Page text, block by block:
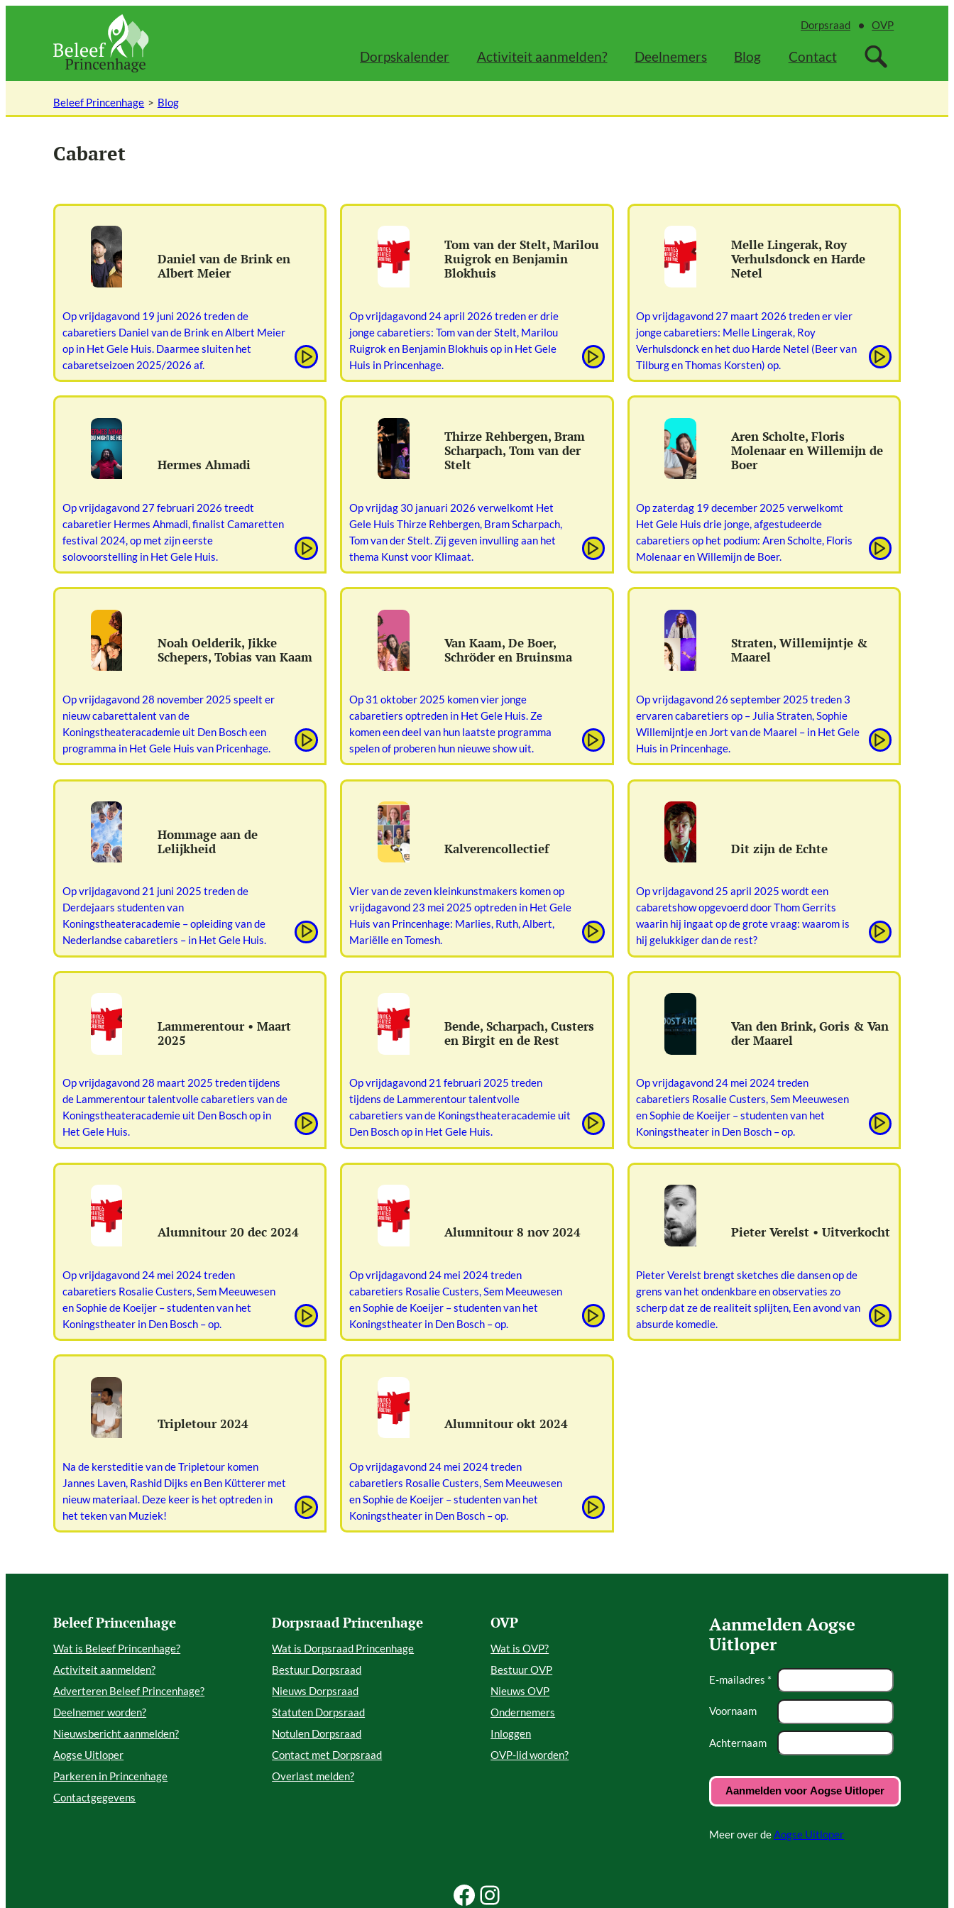
inhoud
Dorpsraad OVP
Dorpskalender Activiteit aanmelden? Deelnemers Blog Contact
Beleef Princenhage Blog
Cabaret
Daniel van de Brink en
Albert Meier
Op vrijdagavond 19 juni 2026 treden de
cabaretiers Daniel van de Brink en Albert Meier
op in Het Gele Huis. Daarmee sluiten het
cabaretseizoen 2025/2026 af.
Tom van der Stelt, Marilou
Ruigrok en Benjamin
Blokhuis
Op vrijdagavond 24 april 2026 treden er drie
jonge cabaretiers: Tom van der Stelt, Marilou
Ruigrok en Benjamin Blokhuis op in Het Gele
Huis in Princenhage.
Melle Lingerak, Roy
Verhulsdonck en Harde
Netel
Op vrijdagavond 27 maart 2026 treden er vier
jonge cabaretiers: Melle Lingerak, Roy
Verhulsdonck en het duo Harde Netel (Beer van
Tilburg en Thomas Korsten) op.
Hermes Ahmadi
Op vrijdagavond 27 februari 2026 treedt
cabaretier Hermes Ahmadi, finalist Camaretten
festival 2024, op met zijn eerste
solovoorstelling in Het Gele Huis.
Thirze Rehbergen, Bram
Scharpach, Tom van der
Stelt
Op vrijdag 30 januari 2026 verwelkomt Het
Gele Huis Thirze Rehbergen, Bram Scharpach,
Tom van der Stelt. Zij geven invulling aan het
thema Kunst voor Klimaat.
Aren Scholte, Floris
Molenaar en Willemijn de
Boer
Op zaterdag 19 december 2025 verwelkomt
Het Gele Huis drie jonge, afgestudeerde
cabaretiers op het podium: Aren Scholte, Floris
Molenaar en Willemijn de Boer.
Noah Oelderik, Jikke
Schepers, Tobias van Kaam
Op vrijdagavond 28 november 2025 speelt er
nieuw cabarettalent van de
Koningstheateracademie uit Den Bosch een
programma in Het Gele Huis van Pricenhage.
Van Kaam, De Boer,
Schröder en Bruinsma
Op 31 oktober 2025 komen vier jonge
cabaretiers optreden in Het Gele Huis. Ze
komen een deel van hun laatste programma
spelen of proberen hun nieuwe show uit.
Straten, Willemijntje &
Maarel
Op vrijdagavond 26 september 2025 treden 3
ervaren cabaretiers op – Julia Straten, Sophie
Willemijntje en Jort van de Maarel – in Het Gele
Huis in Princenhage.
Hommage aan de
Lelijkheid
Op vrijdagavond 21 juni 2025 treden de
Derdejaars studenten van
Koningstheateracademie – opleiding van de
Nederlandse cabaretiers – in Het Gele Huis.
Kalverencollectief
Vier van de zeven kleinkunstmakers komen op
vrijdagavond 23 mei 2025 optreden in Het Gele
Huis van Princenhage: Marlies, Ruth, Albert,
Mariëlle en Tomesh.
Dit zijn de Echte
Op vrijdagavond 25 april 2025 wordt een
cabaretshow opgevoerd door Thom Gerrits
waarin hij ingaat op de grote vraag: waarom is
hij gelukkiger dan de rest?
Lammerentour • Maart
2025
Op vrijdagavond 28 maart 2025 treden tijdens
de Lammerentour talentvolle cabaretiers van de
Koningstheateracademie uit Den Bosch op in
Het Gele Huis.
Bende, Scharpach, Custers
en Birgit en de Rest
Op vrijdagavond 21 februari 2025 treden
tijdens de Lammerentour talentvolle
cabaretiers van de Koningstheateracademie uit
Den Bosch op in Het Gele Huis.
Van den Brink, Goris & Van
der Maarel
Op vrijdagavond 24 mei 2024 treden
cabaretiers Rosalie Custers, Sem Meeuwesen
en Sophie de Koeijer – studenten van het
Koningstheater in Den Bosch – op.
Alumnitour 20 dec 2024
Op vrijdagavond 24 mei 2024 treden
cabaretiers Rosalie Custers, Sem Meeuwesen
en Sophie de Koeijer – studenten van het
Koningstheater in Den Bosch – op.
Alumnitour 8 nov 2024
Op vrijdagavond 24 mei 2024 treden
cabaretiers Rosalie Custers, Sem Meeuwesen
en Sophie de Koeijer – studenten van het
Koningstheater in Den Bosch – op.
Pieter Verelst • Uitverkocht
Pieter Verelst brengt sketches die dansen op de
grens van het ondenkbare en observaties zo
scherp dat ze de realiteit splijten, Een avond van
absurde komedie.
Tripletour 2024
Na de kersteditie van de Tripletour komen
Jannes Laven, Rashid Dijks en Ben Kütterer met
nieuw materiaal. Deze keer is het optreden in
het teken van Muziek!
Alumnitour okt 2024
Op vrijdagavond 24 mei 2024 treden
cabaretiers Rosalie Custers, Sem Meeuwesen
en Sophie de Koeijer – studenten van het
Koningstheater in Den Bosch – op.
Beleef Princenhage
Wat is Beleef Princenhage?
Activiteit aanmelden?
Adverteren Beleef Princenhage?
Deelnemer worden?
Nieuwsbericht aanmelden?
Aogse Uitloper
Parkeren in Princenhage
Contactgegevens
Dorpsraad Princenhage
Wat is Dorpsraad Princenhage
Bestuur Dorpsraad
Nieuws Dorpsraad
Statuten Dorpsraad
Notulen Dorpsraad
Contact met Dorpsraad
Overlast melden?
OVP
Wat is OVP?
Bestuur OVP
Nieuws OVP
Ondernemers
Inloggen
OVP-lid worden?
Aanmelden Aogse
Uitloper
E-mailadres *
Voornaam
Achternaam
Meer over deAogse Uitloper
Facebook Beleef Princenhage
Instagram Beleef Princenhage